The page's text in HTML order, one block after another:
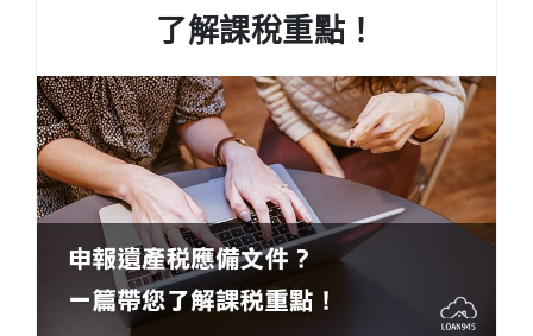
了解課稅重點！